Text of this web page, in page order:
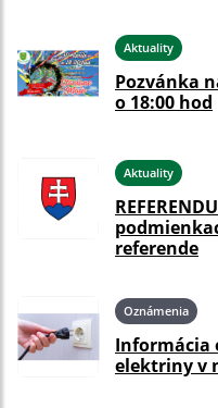
Aktuality
Pozvánka
o 18:00 hod
Aktuality
referende
Oznámenia
Informácia
elektriny v